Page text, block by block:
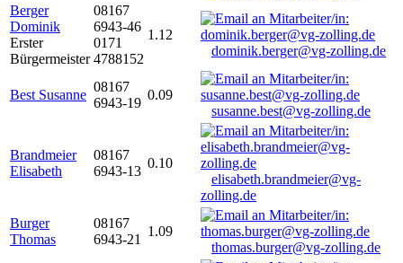
Berger
Dominik
Erster
Bürgermeister
08167
6943-46
0171
4788152
1.12
dominik.berger@vg-zolling.de
Best Susanne
08167
6943-19
0.09
susanne.best@vg-zolling.de
Brandmeier
Elisabeth
08167
6943-13
0.10
elisabeth.brandmeier@vg-
zolling.de
Burger
Thomas
08167
6943-21
1.09
thomas.burger@vg-zolling.de